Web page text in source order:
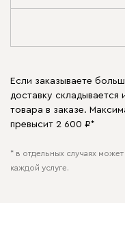
Если заказываете
доставку
товара в заказе.
превысит 2 600 ₽*
* в отдельных случаях
каждой услуге.